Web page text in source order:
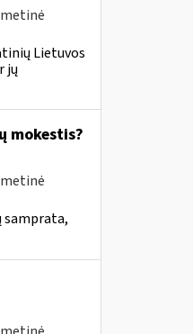
Lietuvos
jų
mokestis?
samprata,